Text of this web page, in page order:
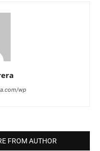
wp
FROM AUTHOR